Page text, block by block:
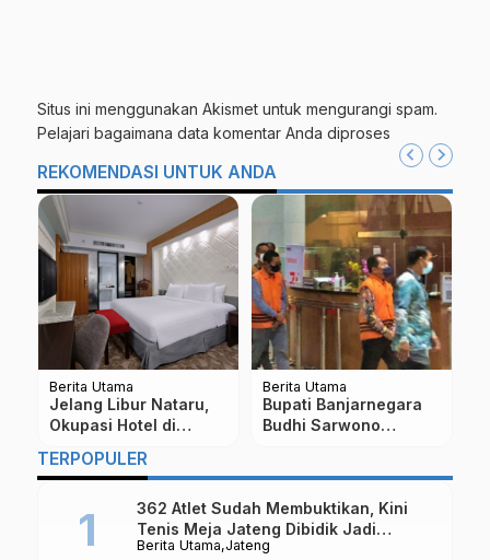
Situs ini menggunakan Akismet untuk mengurangi spam.
Pelajari bagaimana data komentar Anda diproses
REKOMENDASI UNTUK ANDA
Berita Utama
Jelang Libur Nataru,
Okupasi Hotel di
50 Persen
Berita Utama
Bupati Banjarnegara
Budhi Sarwono
TERPOPULER
Berita Utama Jateng
362 Atlet Sudah Membuktikan, Kini
Tenis Meja Jateng Dibidik Jadi
Kekuatan Nasional